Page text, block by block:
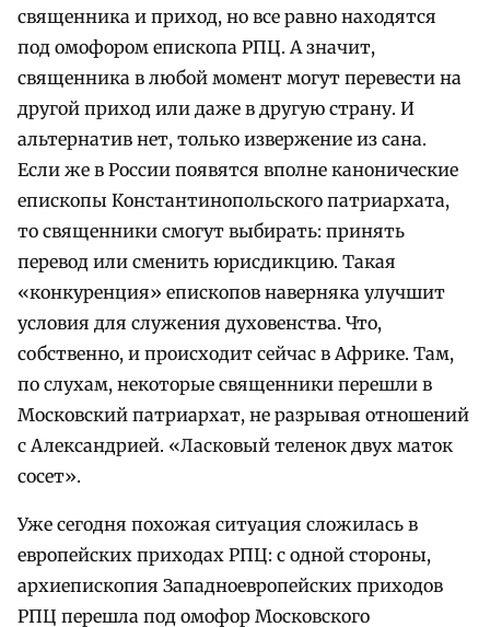
священника и приход, но все равно находятся
под омофором епископа РПЦ. А значит,
священника в любой момент могут перевести на
другой приход или даже в другую страну. И
альтернатив нет, только извержение из сана.
Если же в России появятся вполне канонические
епископы Константинопольского патриархата,
то священники смогут выбирать: принять
перевод или сменить юрисдикцию. Такая
«конкуренция» епископов наверняка улучшит
условия для служения духовенства. Что,
собственно, и происходит сейчас в Африке. Там,
по слухам, некоторые священники перешли в
Московский патриархат, не разрывая отношений
с Александрией. «Ласковый теленок двух маток
сосет».
Уже сегодня похожая ситуация сложилась в
европейских приходах РПЦ: с одной стороны,
архиепископия Западноевропейских приходов
РПЦ перешла под омофор Московского